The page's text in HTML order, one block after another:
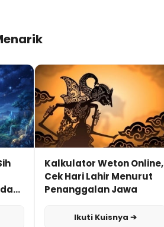
Kalkulator Weton Online,
Cek Hari Lahir Menurut
Penanggalan Jawa
Ikuti Kuisnya ➔